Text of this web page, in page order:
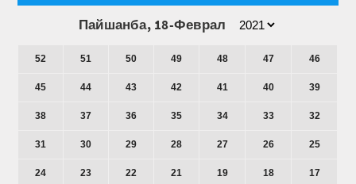
Пайшанба, 18-Феврал
52 51 50 49 48 47 46
45 44 43 42 41 40 39
38 37 36 35 34 33 32
31 30 29 28 27 26 25
24 23 22 21 19 18 17